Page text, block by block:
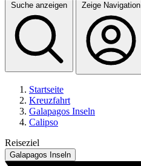
Suche anzeigen Zeige Navigation
Startseite
Kreuzfahrt
Galapagos Inseln
Calipso
Reiseziel
Galapagos Inseln